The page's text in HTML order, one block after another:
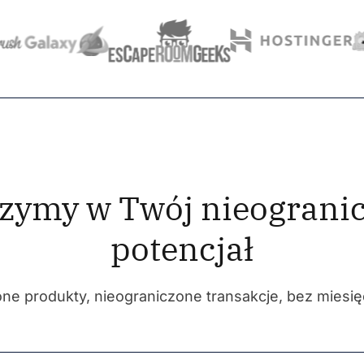
w Twój
potencjał
produkty, nieograniczone transakcje, bez